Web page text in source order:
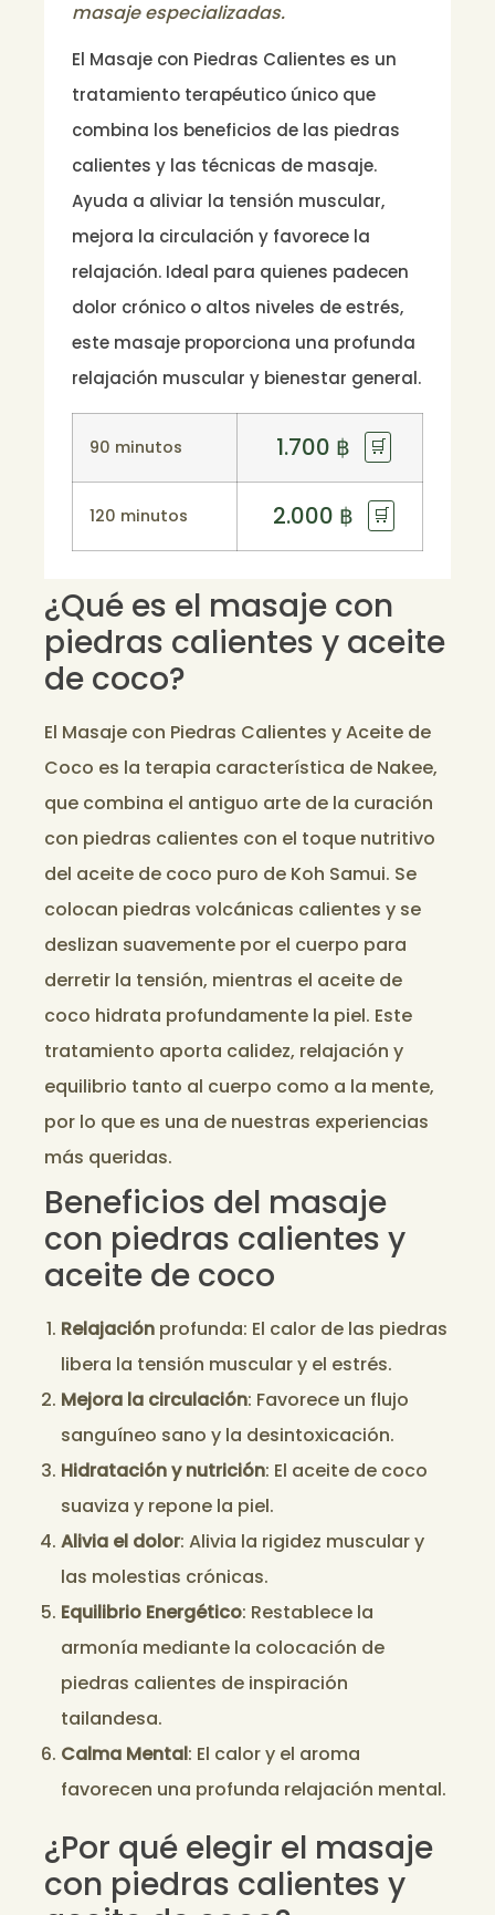
masaje especializadas.
El Masaje con Piedras Calientes es un
tratamiento terapéutico único que
combina los beneficios de las piedras
calientes y las técnicas de masaje.
Ayuda a aliviar la tensión muscular,
mejora la circulación y favorece la
relajación. Ideal para quienes padecen
dolor crónico o altos niveles de estrés,
este masaje proporciona una profunda
relajación muscular y bienestar general.
90 minutos 1.700 ฿ 🛒
120 minutos 2.000 ฿ 🛒
¿Qué es el masaje con
piedras calientes y aceite
de coco?
El Masaje con Piedras Calientes y Aceite de
Coco es la terapia característica de Nakee,
que combina el antiguo arte de la curación
con piedras calientes con el toque nutritivo
del aceite de coco puro de Koh Samui. Se
colocan piedras volcánicas calientes y se
deslizan suavemente por el cuerpo para
derretir la tensión, mientras el aceite de
coco hidrata profundamente la piel. Este
tratamiento aporta calidez, relajación y
equilibrio tanto al cuerpo como a la mente,
por lo que es una de nuestras experiencias
más queridas.
Beneficios del masaje
con piedras calientes y
aceite de coco
Relajación profunda: El calor de las piedras
libera la tensión muscular y el estrés.
Mejora la circulación: Favorece un flujo
sanguíneo sano y la desintoxicación.
Hidratación y nutrición: El aceite de coco
suaviza y repone la piel.
Alivia el dolor: Alivia la rigidez muscular y
las molestias crónicas.
Equilibrio Energético: Restablece la
armonía mediante la colocación de
piedras calientes de inspiración
tailandesa.
Calma Mental: El calor y el aroma
favorecen una profunda relajación mental.
¿Por qué elegir el masaje
con piedras calientes y